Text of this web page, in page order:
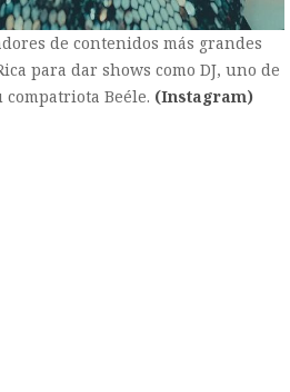
de contenidos más grandes
para dar shows como DJ, uno de
Beéle. (Instagram)